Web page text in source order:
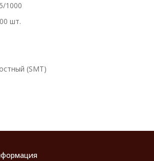
1000
шт.
(SMT)